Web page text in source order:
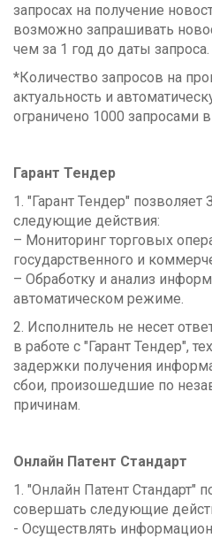
запросах на получение
возможно запрашивать
чем за 1 год до даты запроса.
*Количество запросов на
актуальность и
ограничено 1000 запросами
Гарант Тендер
1. "Гарант Тендер" позволяет
следующие действия:
– Мониторинг торговых
государственного и
– Обработку и анализ
автоматическом режиме.
2. Исполнитель не несет
в работе с "Гарант Тендер",
задержки получения
сбои, произошедшие по
причинам.
Онлайн Патент Стандарт
1. "Онлайн Патент Стандарт"
совершать следующие
- Осуществлять